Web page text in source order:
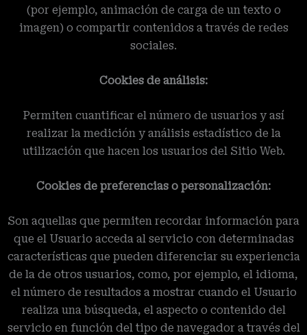
(por ejemplo, animación de carga de un texto o
imagen) o compartir contenidos a través de redes
sociales.
Cookies de análisis:
Permiten cuantificar el número de usuarios y así
realizar la medición y análisis estadístico de la
utilización que hacen los usuarios del Sitio Web.
Cookies de preferencias o personalización:
Son aquellas que permiten recordar información para
que el Usuario acceda al servicio con determinadas
características que pueden diferenciar su experiencia
de la de otros usuarios, como, por ejemplo, el idioma,
el número de resultados a mostrar cuando el Usuario
realiza una búsqueda, el aspecto o contenido del
servicio en función del tipo de navegador a través del